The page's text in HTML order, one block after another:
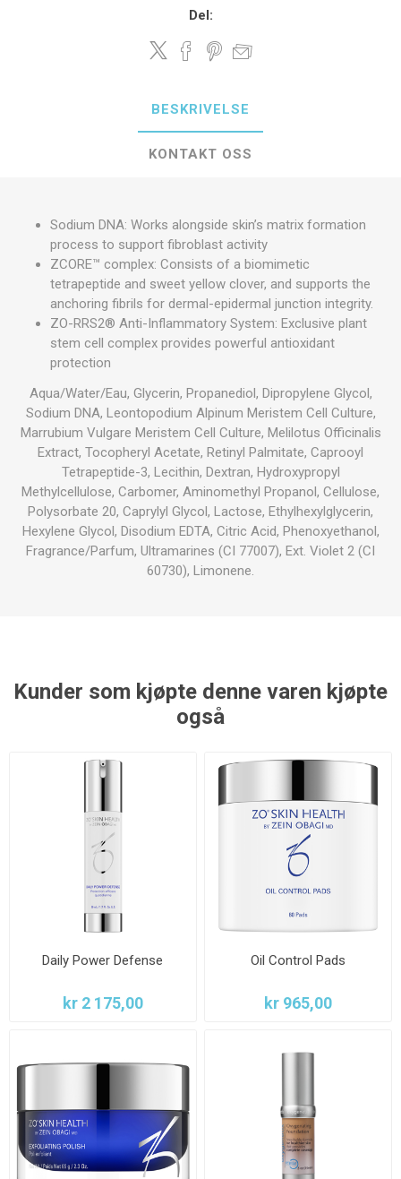
Del:
BESKRIVELSE
KONTAKT OSS
Sodium DNA: Works alongside skin’s matrix formation
process to support fibroblast activity
ZCORE™ complex: Consists of a biomimetic
tetrapeptide and sweet yellow clover, and supports the
anchoring fibrils for dermal-epidermal junction integrity.
ZO-RRS2® Anti-Inflammatory System: Exclusive plant
stem cell complex provides powerful antioxidant
protection
Aqua/Water/Eau, Glycerin, Propanediol, Dipropylene Glycol,
Sodium DNA, Leontopodium Alpinum Meristem Cell Culture,
Marrubium Vulgare Meristem Cell Culture, Melilotus Officinalis
Extract, Tocopheryl Acetate, Retinyl Palmitate, Caprooyl
Tetrapeptide-3, Lecithin, Dextran, Hydroxypropyl
Methylcellulose, Carbomer, Aminomethyl Propanol, Cellulose,
Polysorbate 20, Caprylyl Glycol, Lactose, Ethylhexylglycerin,
Hexylene Glycol, Disodium EDTA, Citric Acid, Phenoxyethanol,
Fragrance/Parfum, Ultramarines (CI 77007), Ext. Violet 2 (CI
60730), Limonene.
Kunder som kjøpte denne varen kjøpte
også
Daily Power Defense
kr 2 175,00
Oil Control Pads
kr 965,00